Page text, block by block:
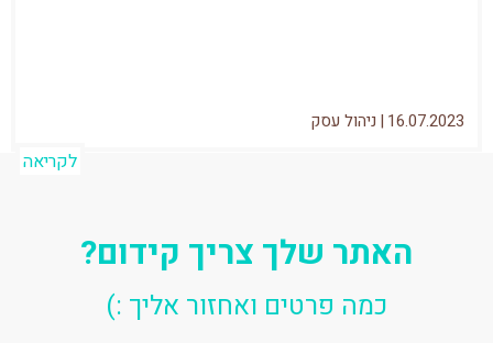
16.07.2023
| ניהול עסק
לקריאה
האתר שלך צריך קידום?
כמה פרטים ואחזור אליך :)